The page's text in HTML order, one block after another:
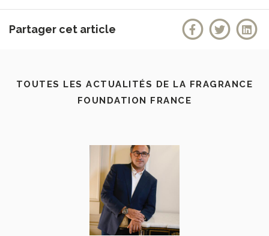
Partager cet article
TOUTES LES ACTUALITÉS DE LA FRAGRANCE
FOUNDATION FRANCE